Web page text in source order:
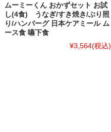
ムーミーくん おかずセット お試
し(4食) うなぎ/すき焼き/ぶり照
り/ハンバーグ 日本ケアミール ム
ース食 嚥下食
¥3,564(税込)